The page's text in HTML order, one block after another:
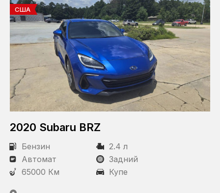
США
2020 Subaru BRZ
Бензин
2.4 л
Автомат
Задний
65000 Км
Купе